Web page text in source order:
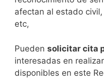
afectan al estado
etc,
​Pueden solicitar cita
interesadas en
disponibles en este